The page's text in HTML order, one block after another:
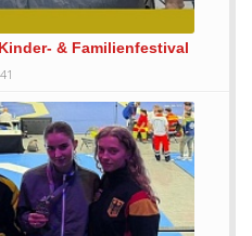
& Familienfestival